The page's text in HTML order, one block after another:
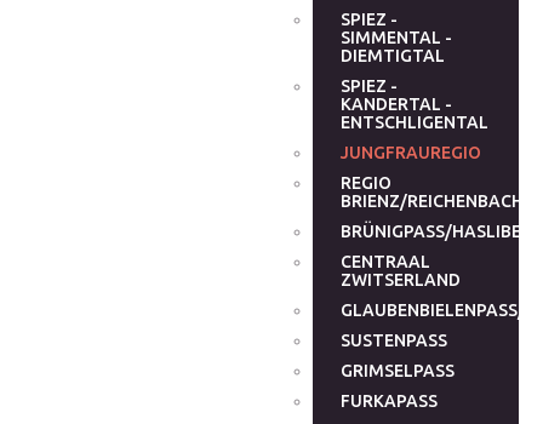
SPIEZ -
SIMMENTAL -
DIEMTIGTAL
SPIEZ -
KANDERTAL -
ENTSCHLIGENTAL
JUNGFRAUREGIO
REGIO
BRIENZ/
BRÜNIGPASS/HASLIBERG
CENTRAAL
ZWITSERLAND
GLAUBENBIELENPASS/
SUSTENPASS
GRIMSELPASS
FURKAPASS